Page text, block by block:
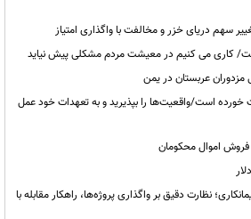
سهم دریای خزر و مخالفت با واگذاری امتیاز
گرفت/ کاری می کنیم در معیشت مردم مشکلی پیش نیاید
مزدوران عربستان در یمن
است/واقعیت‌ها را بپذیرید و به تعهدات خود عمل
فروش اموال محکومان
نظارت دقیق بر واگذاری پروژه‌ها، راهکار مقابله با